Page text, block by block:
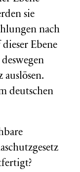
sie
nach
Ebene
deutschen